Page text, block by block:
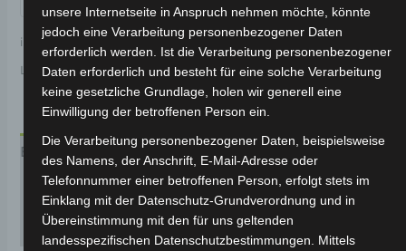
inkl. 19 % MwSt.
Kostenloser Versand
Lieferzeit:Versandfertig innerhalb 24 Stunden*
Beschreibung
Produktsicherheit
Rezensionen (0)
unsere Internetseite in Anspruch nehmen möchte, könnte
jedoch eine Verarbeitung personenbezogener Daten
erforderlich werden. Ist die Verarbeitung personenbezogener
Daten erforderlich und besteht für eine solche Verarbeitung
keine gesetzliche Grundlage, holen wir generell eine
Einwilligung der betroffenen Person ein.
Die Verarbeitung personenbezogener Daten, beispielsweise
des Namens, der Anschrift, E-Mail-Adresse oder
Telefonnummer einer betroffenen Person, erfolgt stets im
Einklang mit der Datenschutz-Grundverordnung und in
Übereinstimmung mit den für uns geltenden
landesspezifischen Datenschutzbestimmungen. Mittels